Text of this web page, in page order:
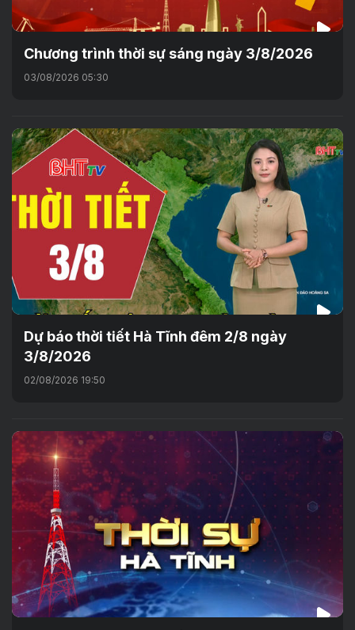
Chương trình thời sự sáng ngày 3/8/2026
03/08/2026 05:30
Dự báo thời tiết Hà Tĩnh đêm 2/8 ngày
3/8/2026
02/08/2026 19:50